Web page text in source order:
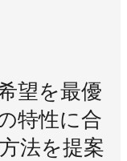
望を最優
特性に合
法を提案